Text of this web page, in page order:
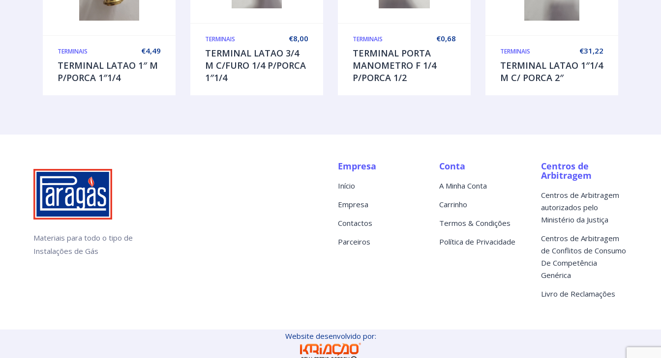
€4,49
TERMINAIS
TERMINAL LATAO 1″ M
P/PORCA 1″1/4
€8,00
TERMINAIS
TERMINAL LATAO 3/4
M C/FURO 1/4 P/PORCA
1″1/4
€0,68
TERMINAIS
TERMINAL PORTA
MANOMETRO F 1/4
P/PORCA 1/2
€31,22
TERMINAIS
TERMINAL LATAO 1″1/4
M C/ PORCA 2″
Materiais para todo o tipo de
Instalações de Gás
Empresa
Início
Empresa
Contactos
Parceiros
Conta
A Minha Conta
Carrinho
Termos & Condições
Política de Privacidade
Centros de
Arbitragem
Centros de Arbitragem
autorizados pelo
Ministério da Justiça
Centros de Arbitragem
de Conflitos de Consumo
De Competência
Genérica
Livro de Reclamações
Website desenvolvido por: